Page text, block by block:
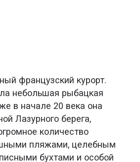
французский курорт.
небольшая рыбацкая
в начале 20 века она
Лазурного берега,
количество
пляжами, целебным
бухтами и особой